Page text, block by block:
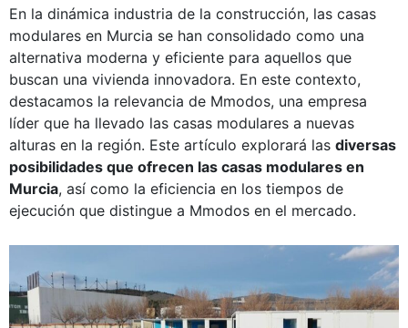
En la dinámica industria de la construcción, las casas
modulares en Murcia se han consolidado como una
alternativa moderna y eficiente para aquellos que
buscan una vivienda innovadora. En este contexto,
destacamos la relevancia de Mmodos, una empresa
líder que ha llevado las casas modulares a nuevas
alturas en la región. Este artículo explorará las diversas
posibilidades que ofrecen las casas modulares en
Murcia, así como la eficiencia en los tiempos de
ejecución que distingue a Mmodos en el mercado.